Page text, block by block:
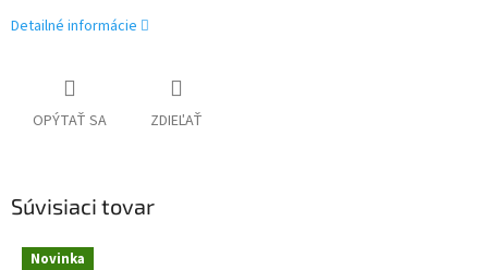
Detailné informácie
OPÝTAŤ SA ZDIEĽAŤ
Súvisiaci tovar
Novinka